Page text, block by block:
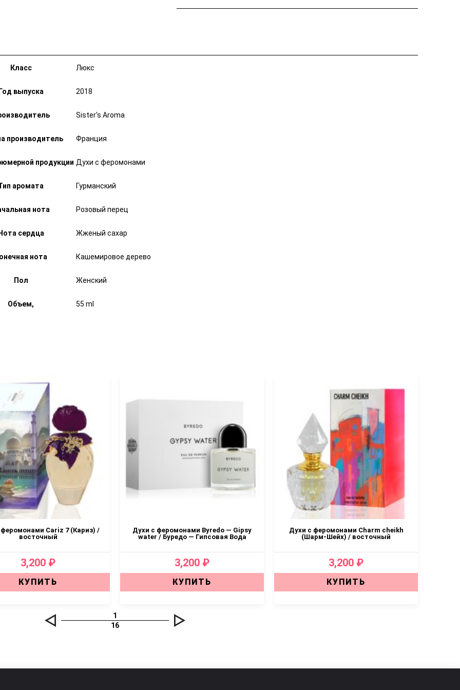
Класс Люкс
Год выпуска 2018
Sister's Aroma
производитель Франция
продукции Духи с феромонами
аромата Гурманский
нота Розовый перец
Нота сердца Жженый сахар
нота Кашемировое дерево
Пол Женский
Объем, 55 ml
Cariz 7 (Кариз) /
восточный
3,200 ₽
КУПИТЬ
Духи с феромонами Byredo — Gipsy
water / Буредо — Гипсовая Вода
3,200 ₽
КУПИТЬ
Духи с феромонами Charm cheikh
(Шарм-Шейх) / восточный
3,200 ₽
КУПИТЬ
1
16